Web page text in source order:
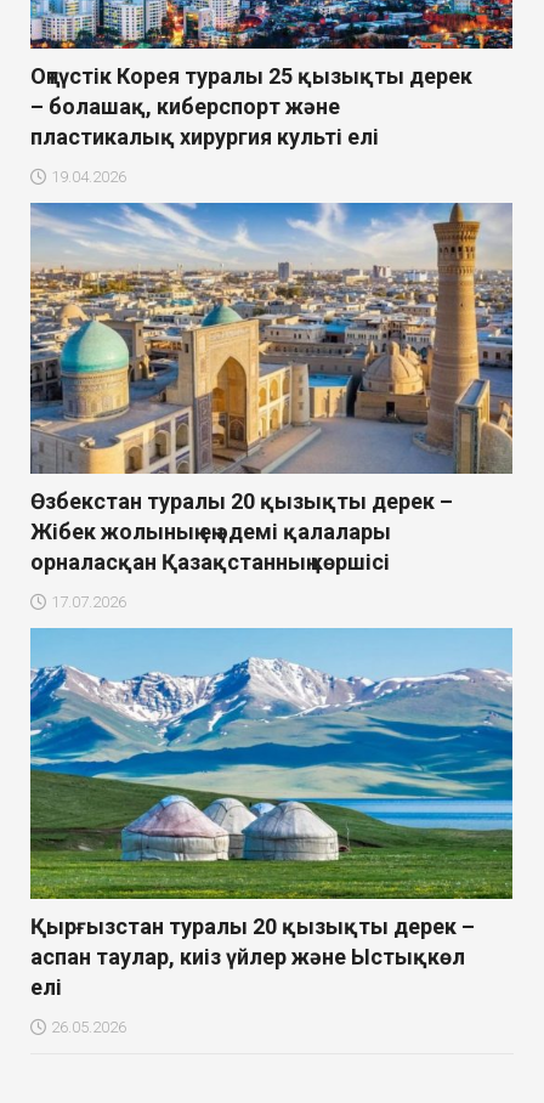
Оңтүстік Корея туралы 25 қызықты дерек
– болашақ, киберспорт және
пластикалық хирургия культі елі
19.04.2026
Өзбекстан туралы 20 қызықты дерек –
Жібек жолының ең әдемі қалалары
орналасқан Қазақстанның көршісі
17.07.2026
Қырғызстан туралы 20 қызықты дерек –
аспан таулар, киіз үйлер және Ыстықкөл
елі
26.05.2026